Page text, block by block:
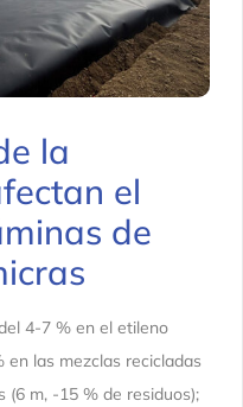
la
el
de
4-7 % en el etileno
en las mezclas recicladas
(6 m, -15 % de residuos);